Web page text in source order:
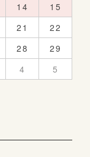
14
15
21
22
28
29
4 5